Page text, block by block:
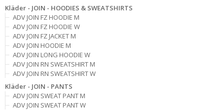
Kläder - JOIN - HOODIES & SWEATSHIRTS
ADV JOIN FZ HOODIE M
ADV JOIN FZ HOODIE W
ADV JOIN FZ JACKET M
ADV JOIN HOODIE M
ADV JOIN LONG HOODIE W
ADV JOIN RN SWEATSHIRT M
ADV JOIN RN SWEATSHIRT W
Kläder - JOIN - PANTS
ADV JOIN SWEAT PANT M
ADV JOIN SWEAT PANT W